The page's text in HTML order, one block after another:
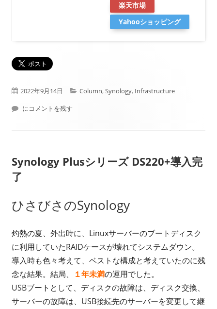
楽天市場
Yahooショッピング
公
開
2022年9月14日
カ
ー
Column, Synology, Infrastructure
Synology DS220+にメモリ増設4GB
にコメントを残す
Synology Plusシリーズ DS220+導入完
了
ひさびさのSynology
灼熱の夏、外出時に、Linuxサーバーのブートディスク
に利用していたRAIDケースが壊れてシステムダウン。
導入時も色々考えて、ベストな構成と考えていたのに残
念な結果。結局、
１年未満の運用でした。
USBブートとして、ディスクの故障は、ディスク交換、
サーバーの故障は、USB接続先のサーバーを変更して継